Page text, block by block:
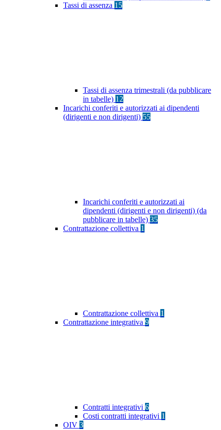
Tassi di assenza 15
Tassi di assenza trimestrali (da pubblicare
in tabelle) 12
Incarichi conferiti e autorizzati ai dipendenti
(dirigenti e non dirigenti) 55
Incarichi conferiti e autorizzati ai
dipendenti (dirigenti e non dirigenti) (da
pubblicare in tabelle) 35
Contrattazione collettiva 1
Contrattazione collettiva 1
Contrattazione integrativa 9
Contratti integrativi 6
Costi contratti integrativi 1
OIV 3